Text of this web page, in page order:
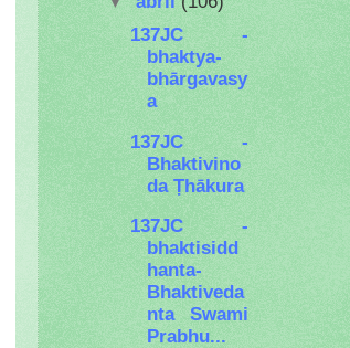
137JC -
bhaktya-
bhārgavasy
a
137JC -
Bhaktivino
da Ṭhākura
137JC -
bhaktisidd
hanta-
Bhaktiveda
nta Swami
Prabhu...